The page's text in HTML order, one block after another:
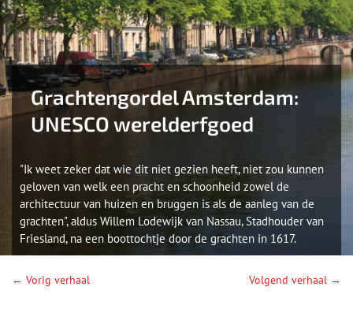
Grachtengordel Amsterdam:
UNESCO werelderfgoed
"Ik weet zeker dat wie dit niet gezien heeft, niet zou kunnen
geloven van welk een pracht en schoonheid zowel de
architectuur van huizen en bruggen is als de aanleg van de
grachten", aldus Willem Lodewijk van Nassau, Stadhouder van
Friesland, na een boottochtje door de grachten in 1617.
← Vorig verhaal Volgend verhaal →